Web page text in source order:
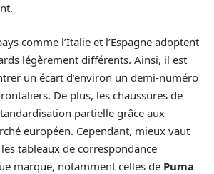
comme l’Italie et l’Espagne adoptent
légèrement différents. Ainsi, il est
un écart d’environ un demi-numéro
De plus, les chaussures de
partielle grâce aux
européen. Cependant, mieux vaut
tableaux de correspondance
marque, notamment celles de Puma